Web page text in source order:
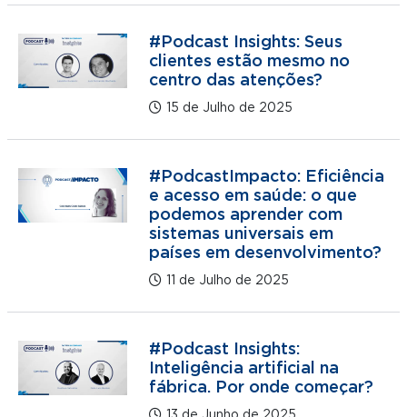
#Podcast Insights: Seus
clientes estão mesmo no
centro das atenções?
15 de Julho de 2025
#PodcastImpacto: Eficiência
e acesso em saúde: o que
podemos aprender com
sistemas universais em
países em desenvolvimento?
11 de Julho de 2025
#Podcast Insights:
Inteligência artificial na
fábrica. Por onde começar?